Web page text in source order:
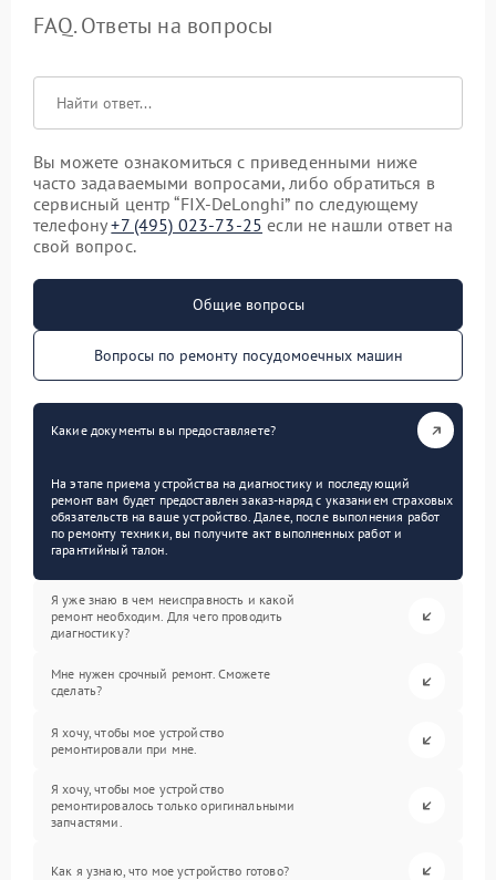
FAQ. Ответы на вопросы
Вы можете ознакомиться с приведенными ниже
часто задаваемыми вопросами, либо обратиться в
сервисный центр “FIX-DeLonghi” по следующему
телефону+7 (495) 023-73-25 если не нашли ответ на
свой вопрос.
Общие вопросы
Вопросы по ремонту посудомоечных машин
Какие документы вы предоставляете?
На этапе приема устройства на диагностику и последующий
ремонт вам будет предоставлен заказ-наряд с указанием страховых
обязательств на ваше устройство. Далее, после выполнения работ
по ремонту техники, вы получите акт выполненных работ и
гарантийный талон.
Я уже знаю в чем неисправность и какой
ремонт необходим. Для чего проводить
диагностику?
Мне нужен срочный ремонт. Сможете
сделать?
Я хочу, чтобы мое устройство
ремонтировали при мне.
Я хочу, чтобы мое устройство
ремонтировалось только оригинальными
запчастями.
Как я узнаю, что мое устройство готово?